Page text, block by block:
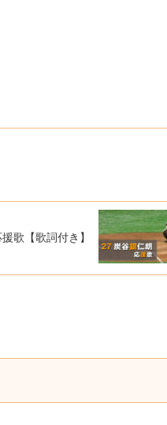
歌【歌詞付き】